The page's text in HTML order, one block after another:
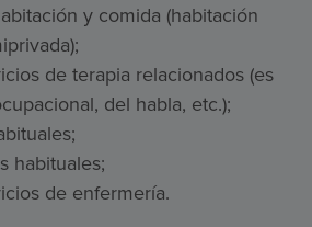
y comida (habitación
de terapia relacionados (es
del habla, etc.);
habituales;
de enfermería.